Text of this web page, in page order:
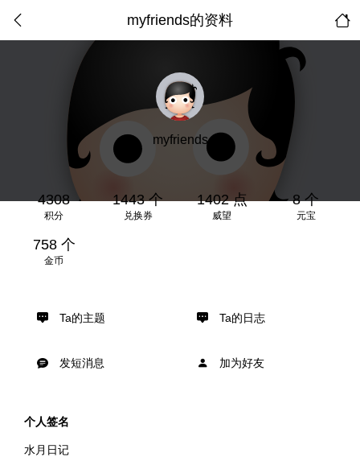
myfriends的资料
myfriends
4308
积分
1443 个
兑换券
1402 点
威望
8 个
元宝
758 个
金币
Ta的主题 Ta的日志
发短消息 加为好友
个人签名
水月日记